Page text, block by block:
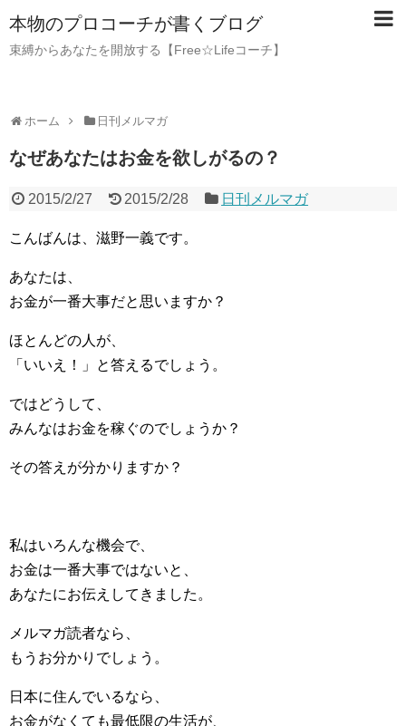
本物のプロコーチが書くブログ
束縛からあなたを開放する【Free☆Lifeコーチ】
ホーム 日刊メルマガ
なぜあなたはお金を欲しがるの？
2015/2/27 2015/2/28 日刊メルマガ
こんばんは、滋野一義です。
あなたは、
お金が一番大事だと思いますか？
ほとんどの人が、
「いいえ！」と答えるでしょう。
ではどうして、
みんなはお金を稼ぐのでしょうか？
その答えが分かりますか？
私はいろんな機会で、
お金は一番大事ではないと、
あなたにお伝えしてきました。
メルマガ読者なら、
もうお分かりでしょう。
日本に住んでいるなら、
お金がなくても最低限の生活が、